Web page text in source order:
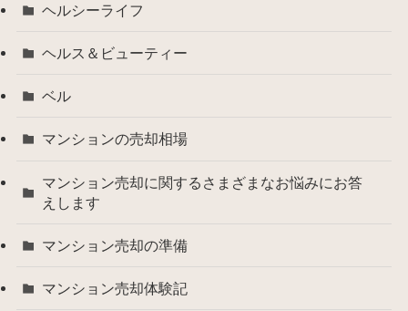
ヘルシーライフ
ヘルス＆ビューティー
ベル
マンションの売却相場
マンション売却に関するさまざまなお悩みにお答
えします
マンション売却の準備
マンション売却体験記